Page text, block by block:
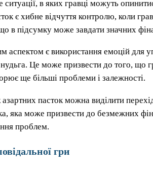
ситуації, в яких гравці можуть
є хибне відчуття контролю, коли
в підсумку може завдати значних
є використання емоцій для
Це може призвести до того, що
ще більші проблеми і залежності.
пасток можна виділити
яка може призвести до безмежних
проблем.
гри